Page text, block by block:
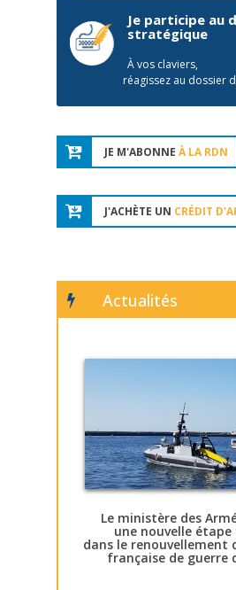
Je participe au
stratégique
À vos claviers,
réagissez au dossier
JE M'ABONNE À LA RDN
J'ACHÈTE UN CRÉDIT
Actualités
Le ministère des
une nouvelle
dans le renouvellement
française de guerre